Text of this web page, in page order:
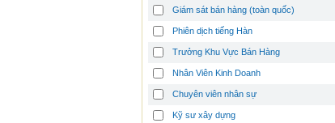
Giám sát bán hàng (toàn quốc)
Phiên dịch tiếng Hàn
Trưởng Khu Vực Bán Hàng
Nhân Viên Kinh Doanh
Chuyên viên nhân sự
Kỹ sư xây dựng